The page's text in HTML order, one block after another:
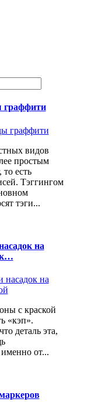
граффити
видов
простым
то есть
Тэггингом
тэги...
на
с краской
«кэп».
деталь эта,
от...